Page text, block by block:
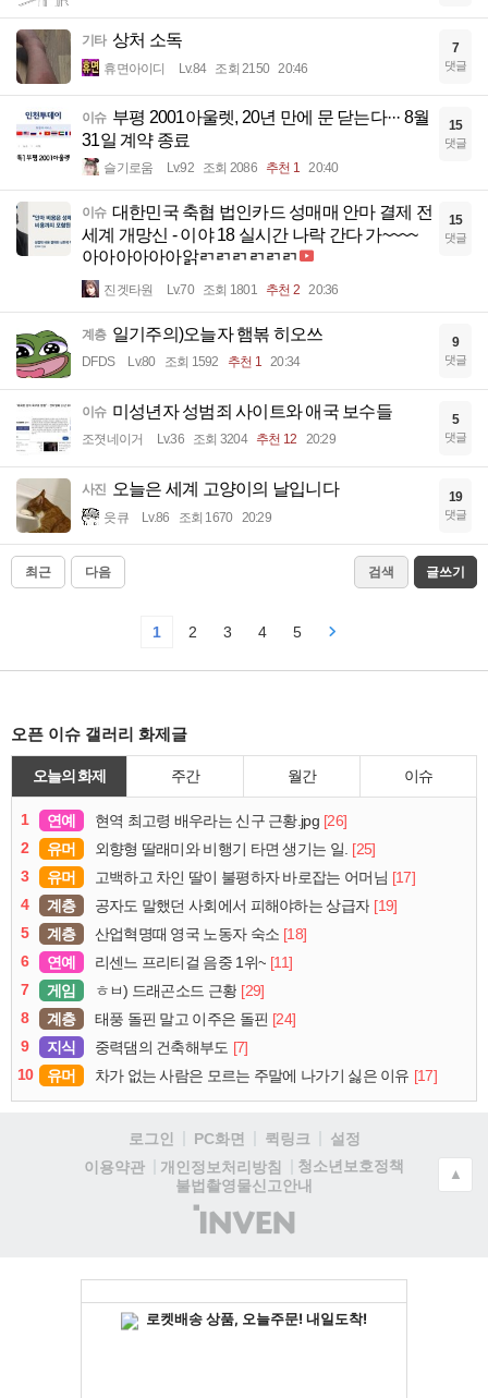
기타 상처 소독
휴면아이디 Lv.84 조회 2150 20:46
7
댓글
이슈 부평 2001아울렛, 20년 만에 문 닫는다··· 8월
31일 계약 종료
슬기로움 Lv.92 조회 2086 추천 1 20:40
15
댓글
이슈 대한민국 축협 법인카드 성매매 안마 결제 전
세계 개망신 - 이야 18 실시간 나락 간다 가~~~~
아아아아아아앍ㄺㄺㄺㄺㄺㄺ
진겟타원 Lv.70 조회 1801 추천 2 20:36
15
댓글
계층 일기주의)오늘자 햄볶 히오쓰
DFDS Lv.80 조회 1592 추천 1 20:34
9
댓글
이슈 미성년자 성범죄 사이트와 애국 보수들
조졋네이거 Lv.36 조회 3204 추천 12 20:29
5
댓글
사진 오늘은 세계 고양이의 날입니다
읏큐 Lv.86 조회 1670 20:29
19
댓글
최근 다음 검색 글쓰기
1 2 3 4 5
오픈 이슈 갤러리 화제글
오늘의 화제 주간 월간 이슈
1 연예 현역 최고령 배우라는 신구 근황.jpg [26]
2
유머 외향형 딸래미와 비행기 타면 생기는 일. [25]
3
유머 고백하고 차인 딸이 불평하자 바로잡는 어머님 [17]
4
계층 공자도 말했던 사회에서 피해야하는 상급자 [19]
5
계층 산업혁명때 영국 노동자 숙소 [18]
6
연예 리센느 프리티걸 음중 1위~ [11]
7
게임 ㅎㅂ) 드래곤소드 근황 [29]
8
계층 태풍 돌핀 말고 이주은 돌핀 [24]
9
지식 중력댐의 건축해부도 [7]
10
유머 차가 없는 사람은 모르는 주말에 나가기 싫은 이유 [17]
로그인 PC화면 퀵링크
설정
이용약관
개인정보처리방침
청소년보호정책
불법촬영물신고안내
(주)
인
▲